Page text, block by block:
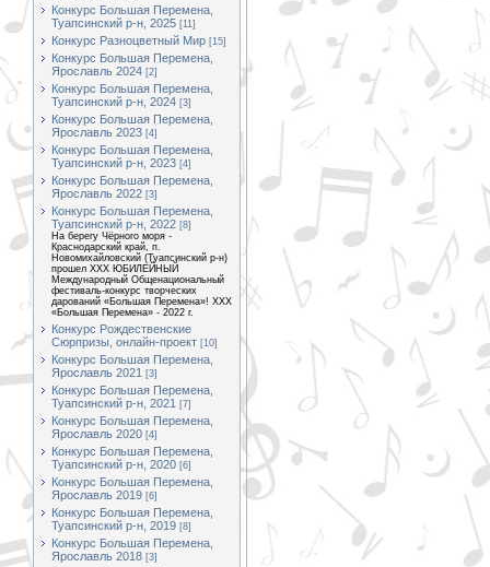
Конкурс Большая Перемена,
Туапсинский р-н, 2025 [11]
Конкурс Разноцветный Мир [15]
Конкурс Большая Перемена,
Ярославль 2024 [2]
Конкурс Большая Перемена,
Туапсинский р-н, 2024 [3]
Конкурс Большая Перемена,
Ярославль 2023 [4]
Конкурс Большая Перемена,
Туапсинский р-н, 2023 [4]
Конкурс Большая Перемена,
Ярославль 2022 [3]
Конкурс Большая Перемена,
Туапсинский р-н, 2022 [8]
На берегу Чёрного моря -
Краснодарский край, п.
Новомихайловский (Туапсинский р-н)
прошел XXX ЮБИЛЕЙНЫЙ
Международный Общенациональный
фестиваль-конкурс творческих
дарований «Большая Перемена»! XXX
«Большая Перемена» - 2022 г.
Конкурс Рождественские
Сюрпризы, онлайн-проект [10]
Конкурс Большая Перемена,
Ярославль 2021 [3]
Конкурс Большая Перемена,
Туапсинский р-н, 2021 [7]
Конкурс Большая Перемена,
Ярославль 2020 [4]
Конкурс Большая Перемена,
Туапсинский р-н, 2020 [6]
Конкурс Большая Перемена,
Ярославль 2019 [6]
Конкурс Большая Перемена,
Туапсинский р-н, 2019 [8]
Конкурс Большая Перемена,
Ярославль 2018 [3]